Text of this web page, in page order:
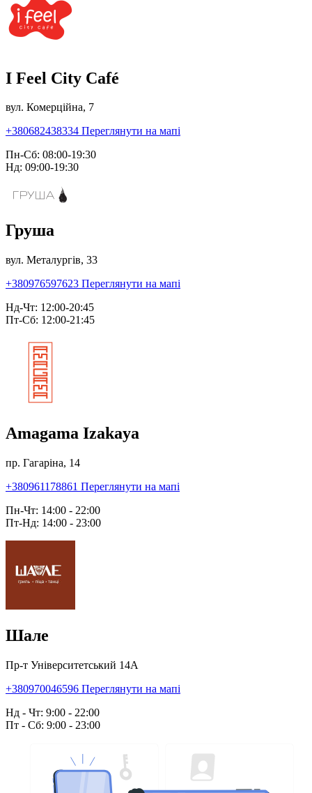
I Feel City Café
вул. Комерційна, 7
+380682438334 Переглянути на мапі
Пн-Сб: 08:00-19:30
Нд: 09:00-19:30
Груша
вул. Металургів, 33
+380976597623 Переглянути на мапі
Нд-Чт: 12:00-20:45
Пт-Сб: 12:00-21:45
Amagama Izakaya
пр. Гагаріна, 14
+380961178861 Переглянути на мапі
Пн-Чт: 14:00 - 22:00
Пт-Нд: 14:00 - 23:00
Шале
Пр-т Університетський 14А
+380970046596 Переглянути на мапі
Нд - Чт: 9:00 - 22:00
Пт - Сб: 9:00 - 23:00